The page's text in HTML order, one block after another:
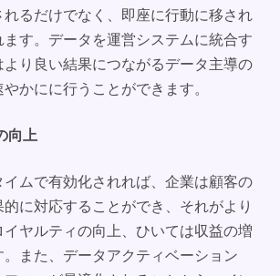
るだけでなく、即座に行動に移され
ます。データを運営システムに統合す
より良い結果につながるデータ主導の
かにに行うことができます。
向上
ムで有効化されれば、企業は顧客の
に対応することができ、それがより
イヤルティの向上、ひいては収益の増
また、データアクティベーション